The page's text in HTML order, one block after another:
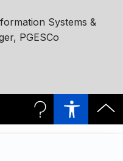
Systems &
PGESCo